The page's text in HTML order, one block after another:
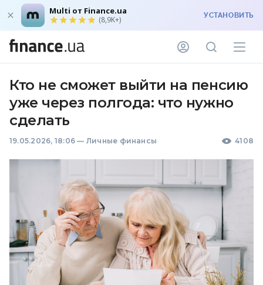
Multi от Finance.ua
(8,9K+) УСТАНОВИТЬ
Кто не сможет выйти на пенсию
уже через полгода: что нужно
сделать
19.05.2026, 18:06 — Личные финансы 4108